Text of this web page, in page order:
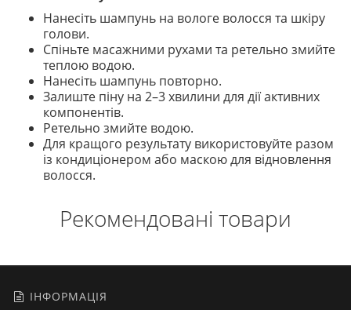
Нанесіть шампунь на вологе волосся та шкіру
голови.
Спіньте масажними рухами та ретельно змийте
теплою водою.
Нанесіть шампунь повторно.
Залиште піну на 2–3 хвилини для дії активних
компонентів.
Ретельно змийте водою.
Для кращого результату використовуйте разом
із кондиціонером або маскою для відновлення
волосся.
Рекомендовані товари
ІНФОРМАЦІЯ